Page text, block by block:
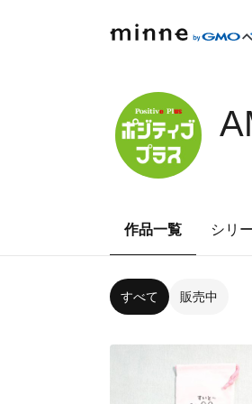
作品一覧 シリ
すべて 販売中